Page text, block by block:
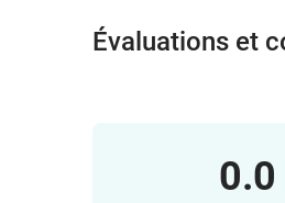
Évaluations et
0.0